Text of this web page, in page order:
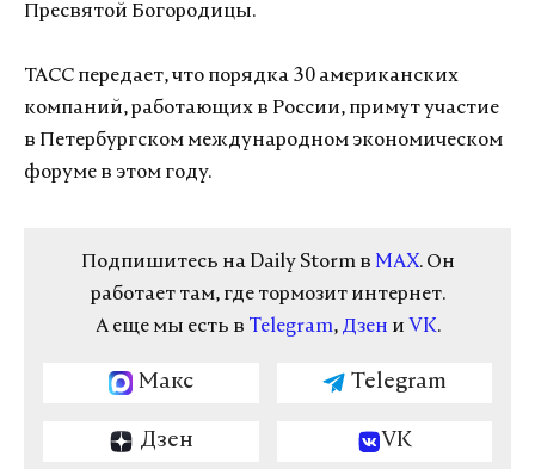
Пресвятой Богородицы.
ТАСС передает, что порядка 30 американских
компаний, работающих в России, примут участие
в Петербургском международном экономическом
форуме в этом году.
Подпишитесь на Daily Storm в MAX. Он
работает там, где тормозит интернет.
А еще мы есть в Telegram, Дзен и VK.
Макс Telegram
Дзен VK